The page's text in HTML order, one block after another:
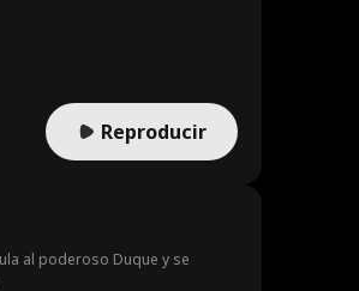
Reproducir
al poderoso Duque y se